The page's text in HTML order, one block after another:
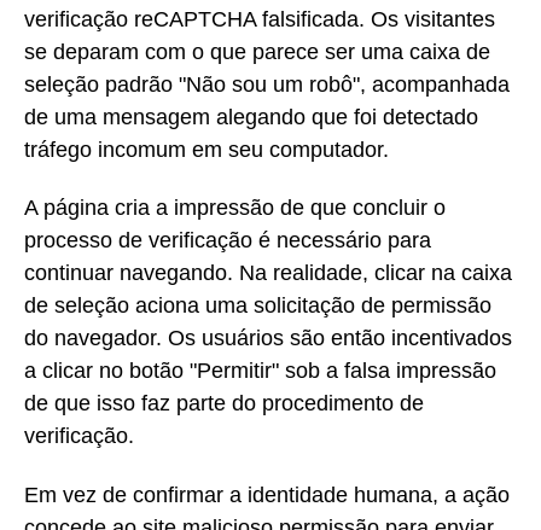
verificação reCAPTCHA falsificada. Os visitantes
se deparam com o que parece ser uma caixa de
seleção padrão "Não sou um robô", acompanhada
de uma mensagem alegando que foi detectado
tráfego incomum em seu computador.
A página cria a impressão de que concluir o
processo de verificação é necessário para
continuar navegando. Na realidade, clicar na caixa
de seleção aciona uma solicitação de permissão
do navegador. Os usuários são então incentivados
a clicar no botão "Permitir" sob a falsa impressão
de que isso faz parte do procedimento de
verificação.
Em vez de confirmar a identidade humana, a ação